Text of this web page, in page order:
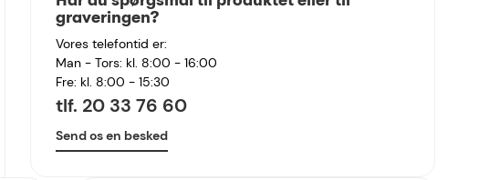
graveringen?
Vores telefontid er:
Man - Tors: kl. 8:00 - 16:00
Fre: kl. 8:00 - 15:30
tlf. 20 33 76 60
Send os en besked